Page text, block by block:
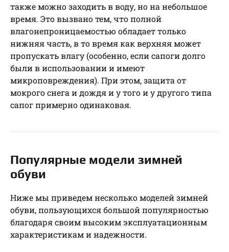
также можно заходить в воду, но на небольшое
время. Это вызвано тем, что полной
влагонепроницаемостью обладает только
нижняя часть, в то время как верхняя может
пропускать влагу (особенно, если сапоги долго
были в использовании и имеют
микроповреждения). При этом, защита от
мокрого снега и дождя и у того и у другого типа
сапог примерно одинаковая.
Популярные модели зимней
обуви
Ниже мы приведем несколько моделей зимней
обуви, пользующихся большой популярностью
благодаря своим высоким эксплуатационным
характеристикам и надежности.